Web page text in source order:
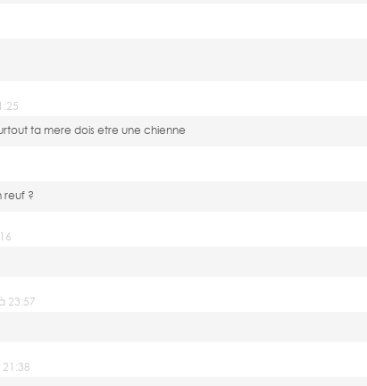
ta mere dois etre une chienne
reuf ?
23:57
21:38